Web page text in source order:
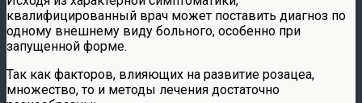
квалифицированный врач может поставить диагноз по
одному внешнему виду больного, особенно при
запущенной форме.
Так как факторов, влияющих на развитие розацеа,
множество, то и методы лечения достаточно